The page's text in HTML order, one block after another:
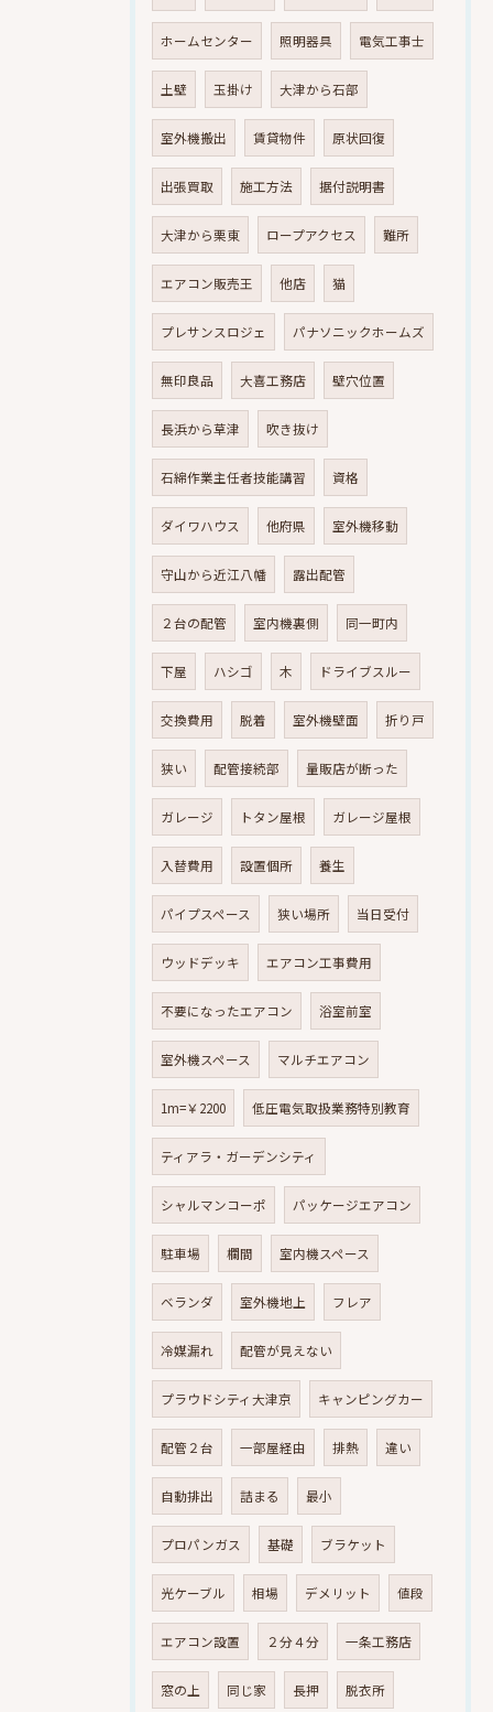
ホームセンター 照明器具 電気工事士
土壁 玉掛け 大津から石部
室外機搬出 賃貸物件 原状回復
出張買取 施工方法 据付説明書
大津から栗東 ロープアクセス 難所
エアコン販売王 他店 猫
プレサンスロジェ パナソニックホームズ
無印良品 大喜工務店 壁穴位置
長浜から草津 吹き抜け
石綿作業主任者技能講習 資格
ダイワハウス 他府県 室外機移動
守山から近江八幡 露出配管
２台の配管 室内機裏側 同一町内
下屋 ハシゴ 木 ドライブスルー
交換費用 脱着 室外機壁面 折り戸
狭い 配管接続部 量販店が断った
ガレージ トタン屋根 ガレージ屋根
入替費用 設置個所 養生
パイプスペース 狭い場所 当日受付
ウッドデッキ エアコン工事費用
不要になったエアコン 浴室前室
室外機スペース マルチエアコン
1m=￥2200 低圧電気取扱業務特別教育
ティアラ・ガーデンシティ
シャルマンコーポ パッケージエアコン
駐車場 欄間 室内機スペース
ベランダ 室外機地上 フレア
冷媒漏れ 配管が見えない
プラウドシティ大津京 キャンピングカー
配管２台 一部屋経由 排熱 違い
自動排出 詰まる 最小
プロパンガス 基礎 ブラケット
光ケーブル 相場 デメリット 値段
エアコン設置 ２分４分 一条工務店
窓の上 同じ家 長押 脱衣所